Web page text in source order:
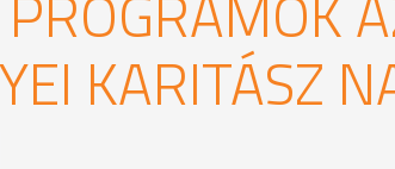
KARITÁSZ